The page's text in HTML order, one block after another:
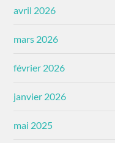
avril 2026
mars 2026
février 2026
janvier 2026
mai 2025